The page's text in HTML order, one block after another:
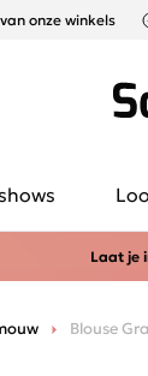
onze winkels
Laat je
Blouse